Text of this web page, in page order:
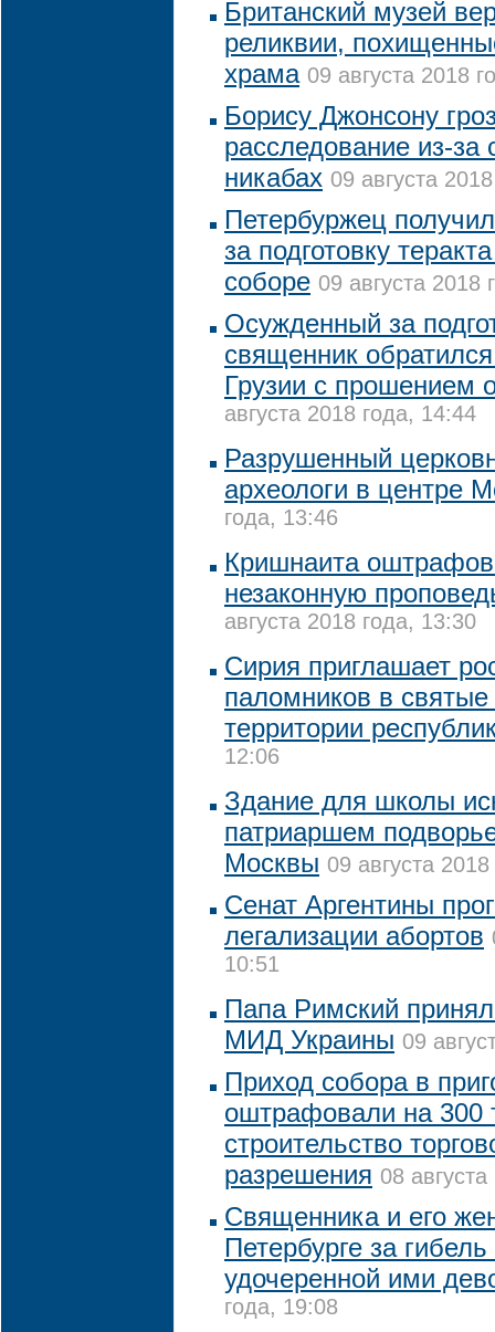
Британский музей
реликвии,
храма 09 августа 2018
Борису Джонсону
расследование из-
никабах 09 августа
Петербуржец
за подготовку
соборе 09 августа 2018
Осужденный за
священник
Грузии с прошением
августа 2018 года, 14:44
Разрушенный
археологи в центре
года, 13:46
Кришнаита
незаконную
августа 2018 года, 13:30
Сирия приглашает
паломников в
территории
12:06
Здание для школы
патриаршем
Москвы 09 августа
Сенат Аргентины
легализации абортов
10:51
Папа Римский
МИД Украины 09
Приход собора в
оштрафовали на 300
строительство
разрешения 08
Священника и его
Петербурге за
удочеренной ими
года, 19:08